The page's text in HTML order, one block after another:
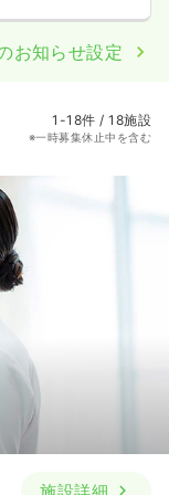
お知らせ設定
1-18件 / 18施設
※一時募集休止中を含む
施設詳細